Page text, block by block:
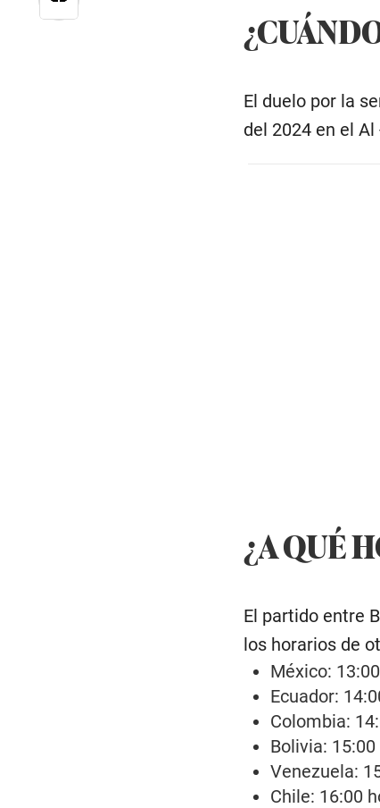
El duelo por la
del 2024 en el
¿A QUÉ
El partido entre
los horarios de
México:
Ecuador:
Colombia:
Bolivia:
Venezuela:
Chile: 16:00